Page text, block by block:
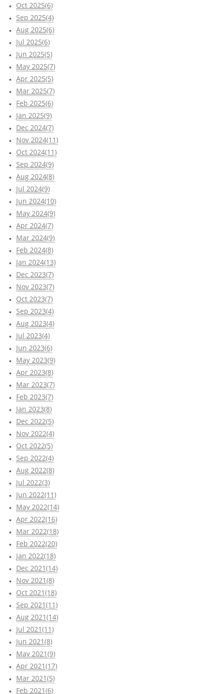
Oct 2025(6)
Sep 2025(4)
Aug 2025(6)
Jul 2025(6)
Jun 2025(5)
May 2025(7)
Apr 2025(5)
Mar 2025(7)
Feb 2025(6)
Jan 2025(9)
Dec 2024(7)
Nov 2024(11)
Oct 2024(11)
Sep 2024(9)
Aug 2024(8)
Jul 2024(9)
Jun 2024(10)
May 2024(9)
Apr 2024(7)
Mar 2024(9)
Feb 2024(8)
Jan 2024(13)
Dec 2023(7)
Nov 2023(7)
Oct 2023(7)
Sep 2023(4)
Aug 2023(4)
Jul 2023(4)
Jun 2023(6)
May 2023(9)
Apr 2023(8)
Mar 2023(7)
Feb 2023(7)
Jan 2023(8)
Dec 2022(5)
Nov 2022(4)
Oct 2022(5)
Sep 2022(4)
Aug 2022(8)
Jul 2022(3)
Jun 2022(11)
May 2022(14)
Apr 2022(16)
Mar 2022(18)
Feb 2022(20)
Jan 2022(18)
Dec 2021(14)
Nov 2021(8)
Oct 2021(18)
Sep 2021(11)
Aug 2021(14)
Jul 2021(11)
Jun 2021(8)
May 2021(9)
Apr 2021(17)
Mar 2021(5)
Feb 2021(6)